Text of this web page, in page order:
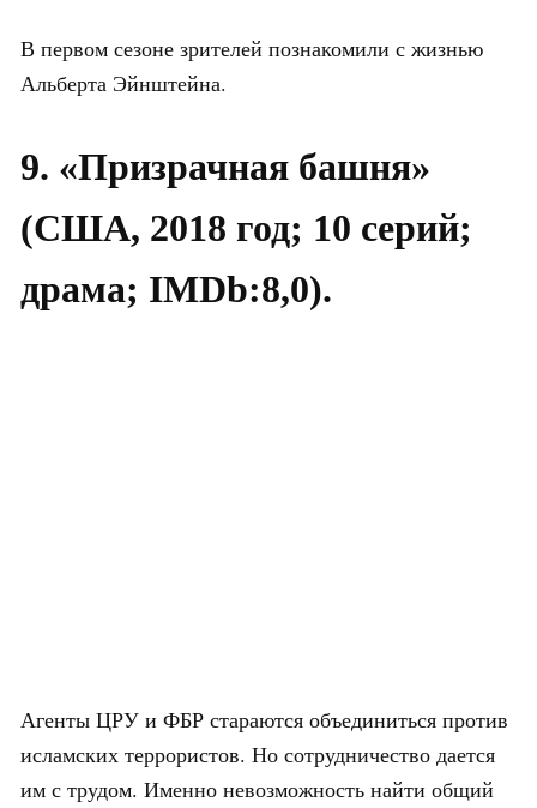
В первом сезоне зрителей познакомили с жизнью
Альберта Эйнштейна.
9. «Призрачная башня»
(США, 2018 год; 10 серий;
драма; IMDb:8,0).
Агенты ЦРУ и ФБР стараются объединиться против
исламских террористов. Но сотрудничество дается
им с трудом. Именно невозможность найти общий